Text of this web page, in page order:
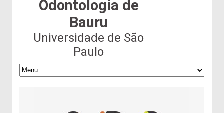
Odontologia de
Bauru
Universidade de São
Paulo